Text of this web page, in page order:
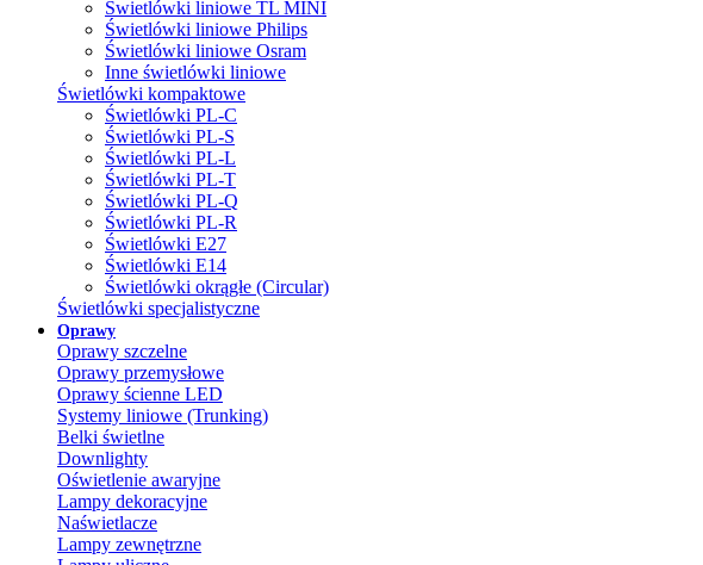
Świetlówki liniowe TL MINI
Świetlówki liniowe Philips
Świetlówki liniowe Osram
Inne świetlówki liniowe
Świetlówki kompaktowe
Świetlówki PL-C
Świetlówki PL-S
Świetlówki PL-L
Świetlówki PL-T
Świetlówki PL-Q
Świetlówki PL-R
Świetlówki E27
Świetlówki E14
Świetlówki okrągłe (Circular)
Świetlówki specjalistyczne
Oprawy
Oprawy szczelne
Oprawy przemysłowe
Oprawy ścienne LED
Systemy liniowe (Trunking)
Belki świetlne
Downlighty
Oświetlenie awaryjne
Lampy dekoracyjne
Naświetlacze
Lampy zewnętrzne